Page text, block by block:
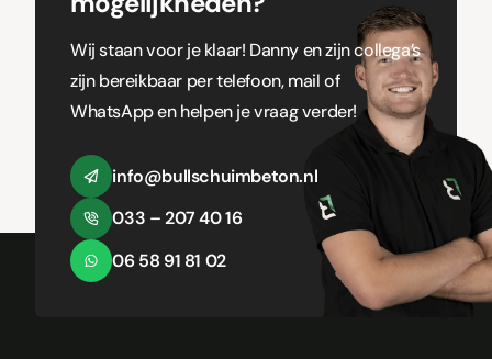
Wij staan voor je klaar! Danny en zijn collega’s
zijn bereikbaar per telefoon, mail of
WhatsApp en helpen je vraag verder!
info@bullschuimbeton.nl
033 – 207 40 16
06 58 91 81 02